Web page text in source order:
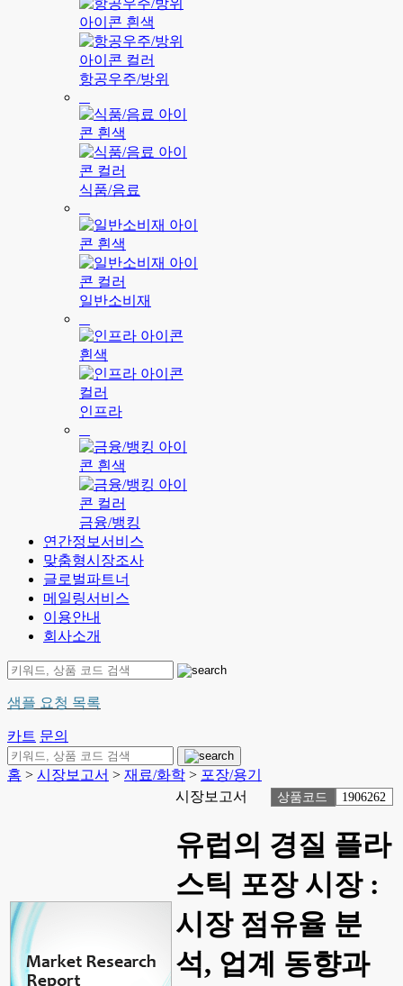
항공우주/방위
식품/음료
일반소비재
인프라
금융/뱅킹
연간정보서비스
맞춤형시장조사
글로벌파트너
메일링서비스
이용안내
회사소개
샘플 요청 목록
카트 문의
홈 > 시장보고서 > 재료/화학 > 포장/용기
시장보고서
상품코드 1906262
유럽의 경질 플라
스틱 포장 시장 :
시장 점유율 분
석, 업계 동향과